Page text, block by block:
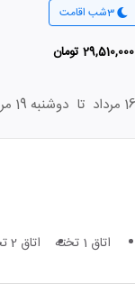
3شب اقامت
29,510,000 تومان
تا دوشنبه 19 مرداد
اتاق 1 تخته اتاق 2 تخته